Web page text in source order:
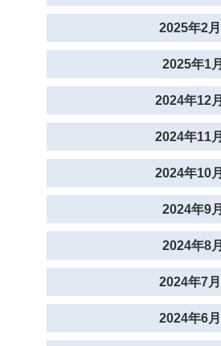
2025年2
2025年1
2024年12
2024年11
2024年10
2024年9
2024年8
2024年7
2024年6